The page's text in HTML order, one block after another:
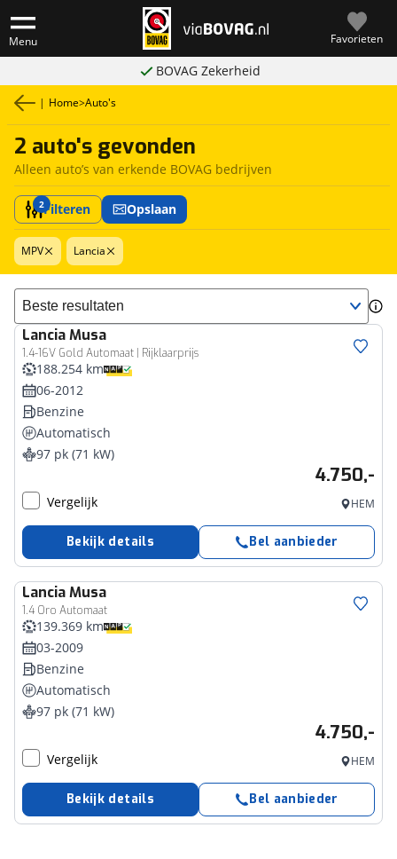
Menu Favorieten
BOVAG Zekerheid
| Home>Auto's
2 auto's gevonden
Alleen auto’s van erkende BOVAG bedrijven
2Filteren Opslaan
MPV Lancia
Sorteer resultaten
LanciaMusa
1.4-16V Gold Automaat | Rijklaarprijs
188.254 km
06-2012
Benzine
Automatisch
97 pk (71 kW)
4.750,-
Vergelijk HEM
Bekijk details Bel aanbieder
LanciaMusa
1.4 Oro Automaat
139.369 km
03-2009
Benzine
Automatisch
97 pk (71 kW)
4.750,-
Vergelijk HEM
Bekijk details Bel aanbieder